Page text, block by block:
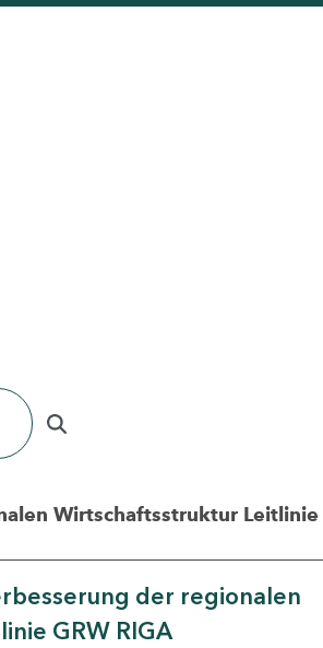
Wirtschaftsstruktur
der regionalen
GRW RIGA